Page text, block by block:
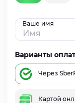
Ваше имя
Варианты
Через
Картой